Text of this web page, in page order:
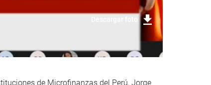
Descargar foto
de Microfinanzas del Perú, Jorge